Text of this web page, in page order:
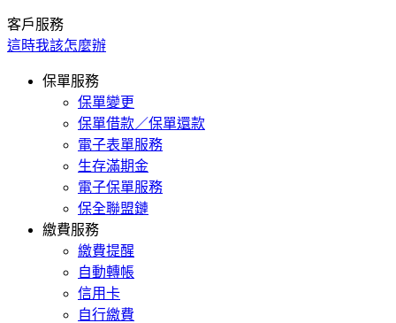
客戶服務
這時我該怎麼辦
保單服務
保單變更
保單借款／保單還款
電子表單服務
生存滿期金
電子保單服務
保全聯盟鏈
繳費服務
繳費提醒
自動轉帳
信用卡
自行繳費